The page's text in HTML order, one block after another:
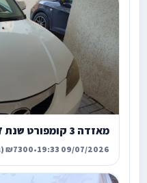
מאזדה 3 קומפורט שנת 2007 מצב מכני מעולה
09/07/2026 19:33
•₪7300 (גמיש)